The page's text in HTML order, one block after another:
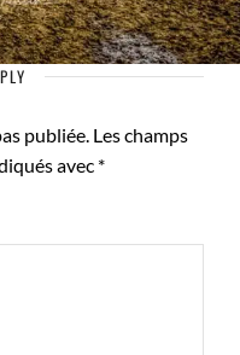
publiée. Les champs
avec *